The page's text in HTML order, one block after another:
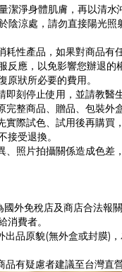
淨身體肌膚，再以清水
陰涼處，請勿直接陽光照
耗性產品，如果對商品有
反應，以免影響您辦退的
原狀所必要的費用。
刻停止使用，並請教醫
整商品、贈品、包裝外
實際試色、試用後再購買
接受退換。
、照片拍攝關係造成色差
國外免稅店及商店合法報
消費者。
出品原貌(無外盒或封膜)，
品有疑慮者建議至台灣直